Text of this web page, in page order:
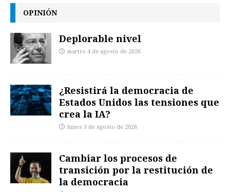
OPINIÓN
Deplorable nivel
martes 4 de agosto de 2026
¿Resistirá la democracia de
Estados Unidos las tensiones que
crea la IA?
lunes 3 de agosto de 2026
Cambiar los procesos de
transición por la restitución de
la democracia